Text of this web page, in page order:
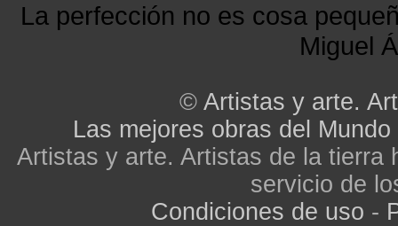
La perfección no es cosa
Miguel
© Artistas y arte.
Las mejores obras del Mundo
Artistas y arte. Artistas de la tierra
servicio de
Condiciones de uso -